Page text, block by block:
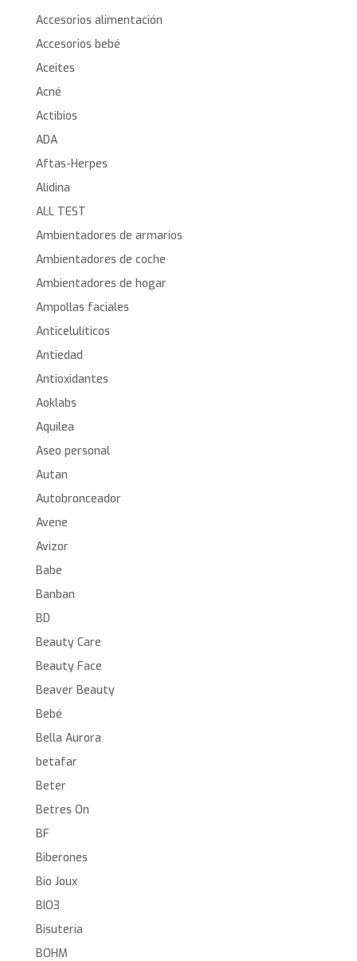
Accesorios alimentación
Accesorios bebé
Aceites
Acné
Actibios
ADA
Aftas-Herpes
Alidina
ALL TEST
Ambientadores de armarios
Ambientadores de coche
Ambientadores de hogar
Ampollas faciales
Anticelulíticos
Antiedad
Antioxidantes
Aoklabs
Aquilea
Aseo personal
Autan
Autobronceador
Avene
Avizor
Babe
Banban
BD
Beauty Care
Beauty Face
Beaver Beauty
Bebé
Bella Aurora
betafar
Beter
Betres On
BF
Biberones
Bio Joux
BIO3
Bisuteria
BOHM